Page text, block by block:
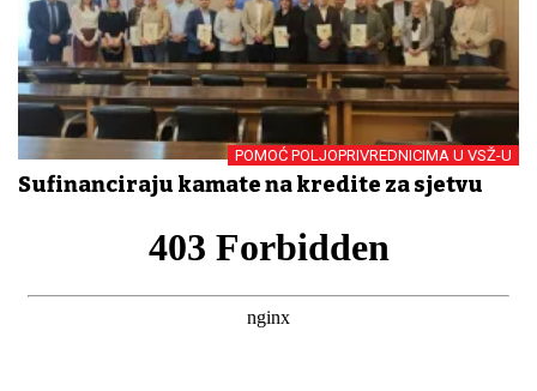
POMOĆ POLJOPRIVREDNICIMA U VSŽ-U
Sufinanciraju kamate na kredite za sjetvu